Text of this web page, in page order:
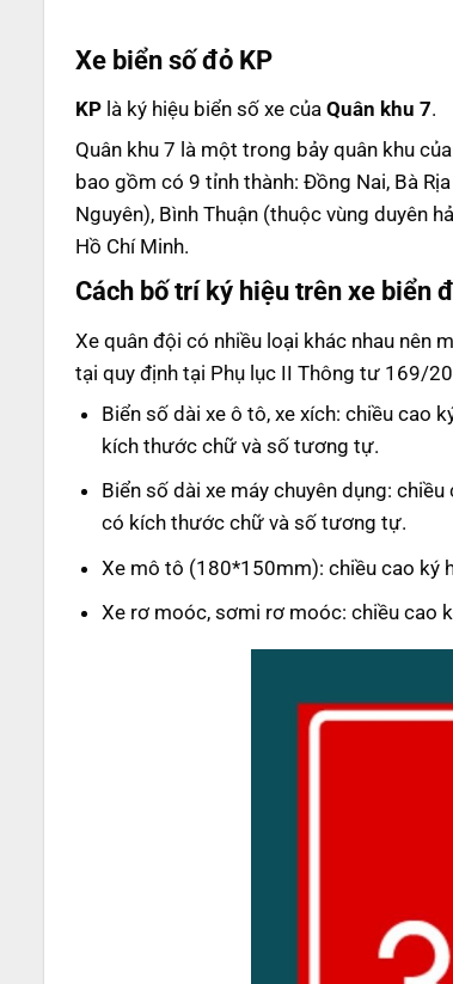
Xe biển số đỏ KP
KP là ký hiệu biển số xe củaQuân khu 7.
Quân khu 7 là một trong bảy quân khu
bao gồm có 9 tỉnh thành: Đồng Nai, Bà
Nguyên), Bình Thuận (thuộc vùng duyên
Hồ Chí Minh.
Cách bố trí ký hiệu trên xe biển
Xe quân đội có nhiều loại khác nhau nên
tại quy định tại Phụ lục II Thông tư 169/
Biển số dài xe ô tô, xe xích: chiều cao
kích thước chữ và số tương tự.
Biển số dài xe máy chuyên dụng:
có kích thước chữ và số tương tự.
Xe mô tô (180*150mm): chiều cao ký
Xe rơ moóc, sơmi rơ moóc: chiều cao